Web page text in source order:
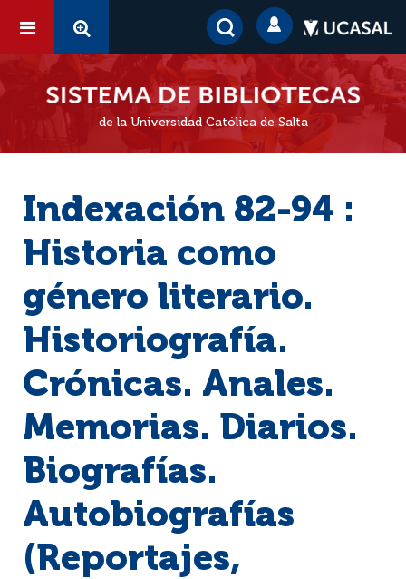
de la Universidad Católica de Salta
Indexación 82-94 :
Historia como
género literario.
Historiografía.
Crónicas. Anales.
Memorias. Diarios.
Biografías.
Autobiografías
(Reportajes,